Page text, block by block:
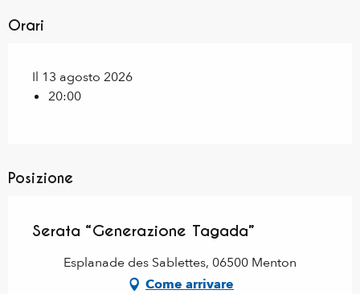
Orari
Il 13 agosto 2026
20:00
Posizione
Serata “Generazione Tagada”
Esplanade des Sablettes, 06500 Menton
Come arrivare